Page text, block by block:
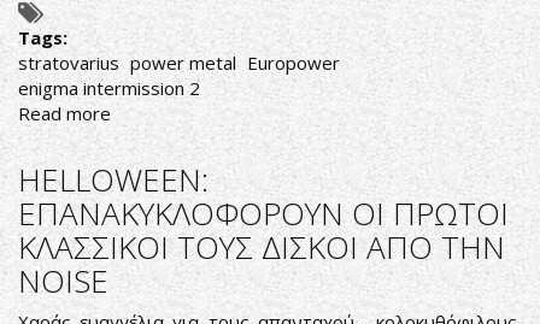
Tags:
stratovarius power metal Europower
enigma intermission 2
Read more about
STRATOVARIUS:
ΝΕΟ
ΚΟΜΜΑΤΙ
ΜΕΣΑ
ΑΠΟ
ΤΟ
ENIGMA:INTERMISSION
2
HELLOWEEN:
ΕΠΑΝΑΚΥΚΛΟΦΟΡΟΥΝ ΟΙ ΠΡΩΤΟΙ
ΚΛΑΣΣΙΚΟΙ ΤΟΥΣ ΔΙΣΚΟΙ ΑΠΟ ΤΗΝ
NOISE